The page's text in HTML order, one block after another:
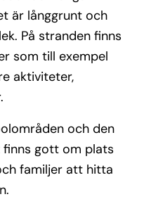
är långgrunt och
På stranden finns
som till exempel
aktiviteter,
och den
gott om plats
familjer att hitta